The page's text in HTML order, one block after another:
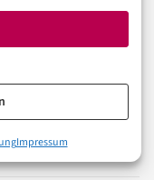
Impressum
Die harte
jetzt